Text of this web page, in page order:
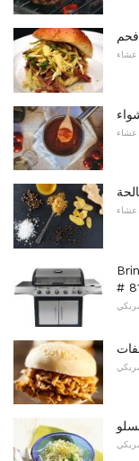
عشاء
عشاء
عشاء
#